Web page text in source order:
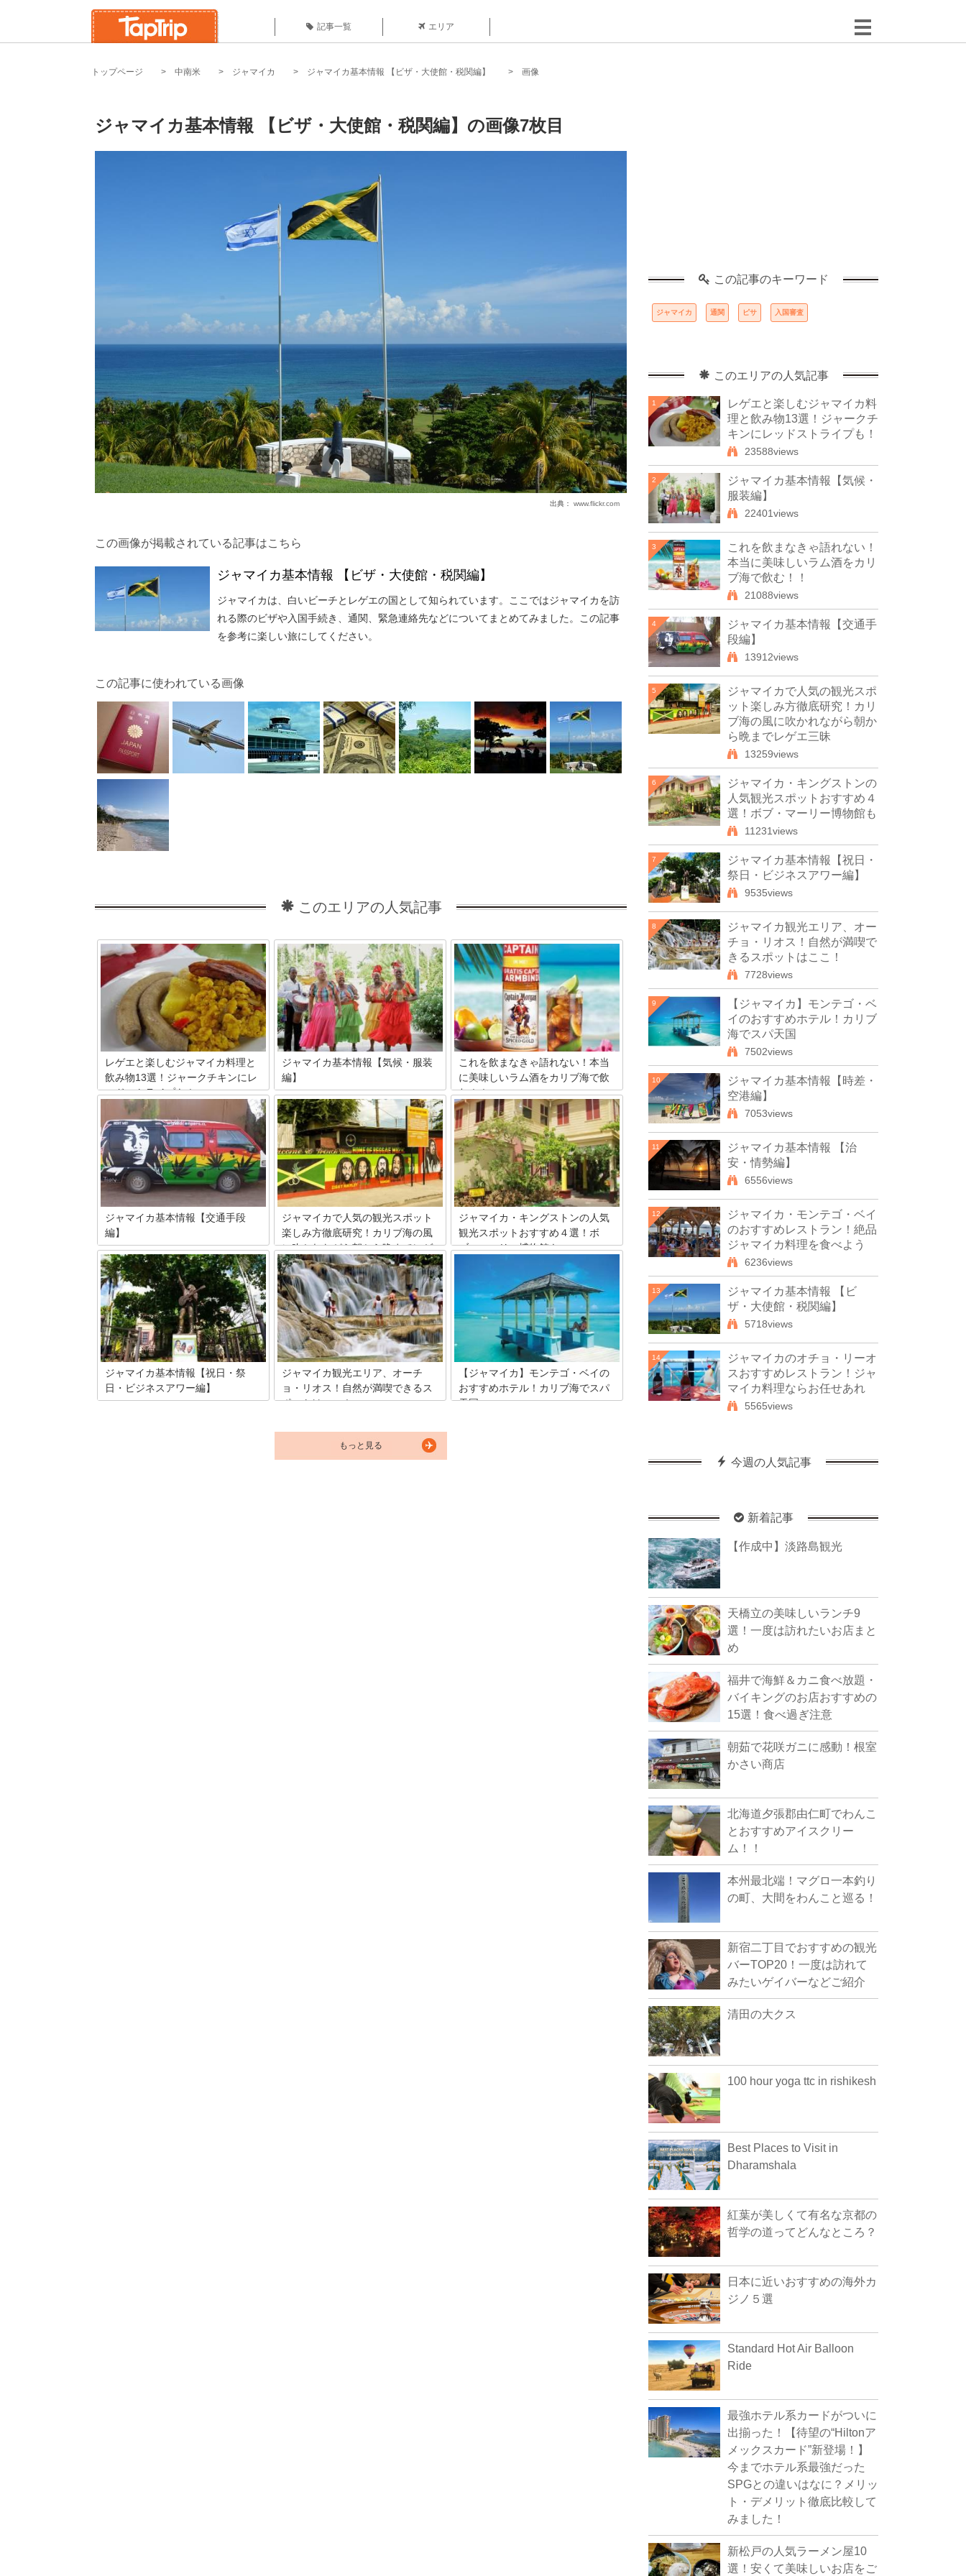
記事一覧 エリア
トップページ 中南米 ジャマイカ ジャマイカ基本情報 【ビザ・大使館・税関編】 画像
ジャマイカ基本情報 【ビザ・大使館・税関編】の画像7枚目
出典： www.flickr.com
この画像が掲載されている記事はこちら
ジャマイカ基本情報 【ビザ・大使館・税関編】
ジャマイカは、白いビーチとレゲエの国として知られています。ここではジャマイカを訪
れる際のビザや入国手続き、通関、緊急連絡先などについてまとめてみました。この記事
を参考に楽しい旅にしてください。
この記事に使われている画像
このエリアの人気記事
レゲエと楽しむジャマイカ料理と
飲み物13選！ジャークチキンにレ
ッドストライプも！
ジャマイカといえばレゲエ！音楽のイメ
ージが強い国ですよね。他にはコーヒー
の王様ブルーマウンテンが栽培されるブ
ルーマウンテン山脈があるのもこちら。
今回はそんなジャマイカの料理や飲み物
をご紹介いたします。
ジャマイカ基本情報【気候・服装
編】
カリブ海の島国ジャマイカは、日本から
は遠く離れていますが、アメリカやカナ
ダではリゾート地として人気が高い場所
です。レゲエ発祥の地、また陸上短距離
界のスーパースターの母国としても有名
ですね。ここではジャマイカの気候と、
現地での服装についてご紹介します。
これを飲まなきゃ語れない！本当
に美味しいラム酒をカリブ海で飲
む！！
日本でもメジャーなお酒、ラム酒。カク
テルやお菓子の世界でも欠かせないラム
酒の本場、キューバ・ジャマイカ・プエ
ルトリコの代表的ラム酒と現地の2つの
ラム工場を紹介します。
ジャマイカ基本情報【交通手段
編】
カリブ海に浮かぶジャマイカは青い空と
海、まぶしいほどの白い砂が広がるビー
チリゾートとして知られ、レゲエ発祥の
地としても有名ですね。秋田県ほどの面
積で、主な交通手段は車が中心です。そ
こで首都キングストンを中心に、主な移
動手段についての情報を集めてみまし
た。
ジャマイカで人気の観光スポット
楽しみ方徹底研究！カリブ海の風
に吹かれながら朝から晩までレゲ
エ三昧
燦々と照りつける太陽にコバルトブルー
の海に24時間どこからともなく聞こえて
くるレゲエ…異国情緒あふれるカリブ海
ならではのゆったりとした雰囲気がそこ
には存在します。そんなジャマイカの魅
力を都市ごとに紹介しちゃいます！
ジャマイカ・キングストンの人気
観光スポットおすすめ４選！ボ
ブ・マーリー博物館も
レゲエの心地よいリズムが街角に流れる
ジャマイカの首都のキングストン。いか
にも陽気に見える街ですが、キングスト
ンには、ジャマイカの歴史や文化が詰ま
った観光スポットがたくさん。キングス
トンを知れば、ジャマイカのことがもっ
とよく分かるはず。この街で訪れるべき
スポットを紹介しましょう。
ジャマイカ基本情報【祝日・祭
日・ビジネスアワー編】
ジャマイカ観光エリア、オーチ
ョ・リオス！自然が満喫できるス
ポットはここ！
国をぐるっと取り囲むカリブ海。そんな
ジャマイカにあって、オーチョ・リオス
はビーチと内陸地のふたつが見どころと
【ジャマイカ】モンテゴ・ベイの
おすすめホテル！カリブ海でスパ
天国
もっと見る
この記事のキーワード
ジャマイカ 通関 ピサ 入国審査
このエリアの人気記事
1
レゲエと楽しむジャマイカ料
理と飲み物13選！ジャークチ
キンにレッドストライプも！
23588views
2
ジャマイカ基本情報【気候・
服装編】
22401views
3
これを飲まなきゃ語れない！
本当に美味しいラム酒をカリ
ブ海で飲む！！
21088views
4
ジャマイカ基本情報【交通手
段編】
13912views
5
ジャマイカで人気の観光スポ
ット楽しみ方徹底研究！カリ
ブ海の風に吹かれながら朝か
ら晩までレゲエ三昧
13259views
6
ジャマイカ・キングストンの
人気観光スポットおすすめ４
選！ボブ・マーリー博物館も
11231views
7
ジャマイカ基本情報【祝日・
祭日・ビジネスアワー編】
9535views
8
ジャマイカ観光エリア、オー
チョ・リオス！自然が満喫で
きるスポットはここ！
7728views
9
【ジャマイカ】モンテゴ・ベ
イのおすすめホテル！カリブ
海でスパ天国
7502views
10
ジャマイカ基本情報【時差・
空港編】
7053views
11
ジャマイカ基本情報 【治
安・情勢編】
6556views
12
ジャマイカ・モンテゴ・ベイ
のおすすめレストラン！絶品
ジャマイカ料理を食べよう
6236views
13
ジャマイカ基本情報 【ビ
ザ・大使館・税関編】
5718views
14
ジャマイカのオチョ・リーオ
スおすすめレストラン！ジャ
マイカ料理ならお任せあれ
5565views
今週の人気記事
新着記事
【作成中】淡路島観光
天橋立の美味しいランチ9
選！一度は訪れたいお店まと
め
福井で海鮮＆カニ食べ放題・
バイキングのお店おすすめの
15選！食べ過ぎ注意
朝茹で花咲ガニに感動！根室
かさい商店
北海道夕張郡由仁町でわんこ
とおすすめアイスクリー
ム！！
本州最北端！マグロ一本釣り
の町、大間をわんこと巡る！
新宿二丁目でおすすめの観光
バーTOP20！一度は訪れて
みたいゲイバーなどご紹介
清田の大クス
100 hour yoga ttc in rishikesh
Best Places to Visit in
Dharamshala
紅葉が美しくて有名な京都の
哲学の道ってどんなところ？
日本に近いおすすめの海外カ
ジノ５選
Standard Hot Air Balloon
Ride
最強ホテル系カードがついに
出揃った！【待望の“Hiltonア
メックスカード”新登場！】
今までホテル系最強だった
SPGとの違いはなに？メリッ
ト・デメリット徹底比較して
みました！
新松戸の人気ラーメン屋10
選！安くて美味しいお店をご